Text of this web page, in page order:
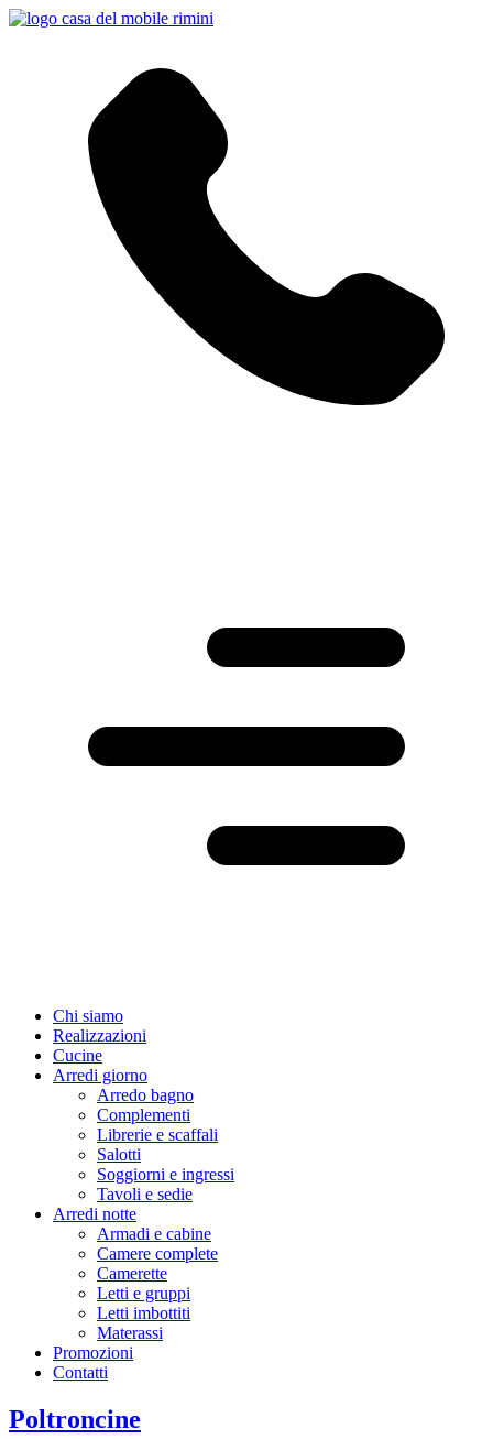
Chi siamo
Realizzazioni
Cucine
Arredi giorno
Arredo bagno
Complementi
Librerie e scaffali
Salotti
Soggiorni e ingressi
Tavoli e sedie
Arredi notte
Armadi e cabine
Camere complete
Camerette
Letti e gruppi
Letti imbottiti
Materassi
Promozioni
Contatti
Poltroncine